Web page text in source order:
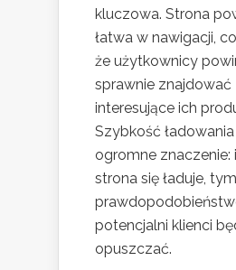
kluczowa. Strona
łatwa w nawigacji,
że użytkownicy
sprawnie znajdować
interesujące ich
Szybkość
ogromne znaczenie:
strona się ładuje,
potencjalni klienci
opuszczać.